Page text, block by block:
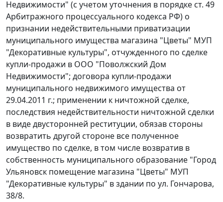
Недвижимости" (с учетом уточнения в порядке ст. 49
Арбитражного процессуального кодекса РФ) о
признании недействительными приватизации
муниципального имущества магазина "Цветы" МУП
"Декоративные культуры", отчужденного по сделке
купли-продажи в ООО "Поволжский Дом
Недвижимости"; договора купли-продажи
муниципального недвижимого имущества от
29.04.2011 г.; применении к ничтожной сделке,
последствия недействительности ничтожной сделки
в виде двусторонней реституции, обязав стороны
возвратить другой стороне все полученное
имущество по сделке, в том числе возвратив в
собственность муниципального образование "Город
Ульяновск помещение магазина "Цветы" МУП
"Декоративные культуры" в здании по ул. Гончарова,
38/8.